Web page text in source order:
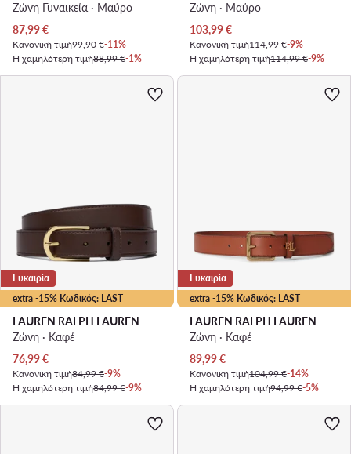
Ζώνη Γυναικεία · Μαύρο
Τρέχουσα τιμή
87,99€
Κανονική τιμή99,90 €-11%
Η χαμηλότερη τιμή88,99 €-1%
Ζώνη · Μαύρο
Τρέχουσα τιμή
103,99€
Κανονική τιμή114,99 €-9%
Η χαμηλότερη τιμή114,99 €-9%
extra -15% Κωδικός: LAST
Ευκαιρία
LAUREN RALPH LAUREN
Ζώνη · Καφέ
Τρέχουσα τιμή
76,99€
Κανονική τιμή84,99 €-9%
Η χαμηλότερη τιμή84,99 €-9%
extra -15% Κωδικός: LAST
Ευκαιρία
LAUREN RALPH LAUREN
Ζώνη · Καφέ
Τρέχουσα τιμή
89,99€
Κανονική τιμή104,99 €-14%
Η χαμηλότερη τιμή94,99 €-5%